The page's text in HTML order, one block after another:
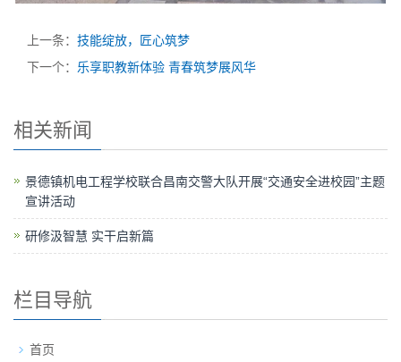
上一条： 技能绽放，匠心筑梦
下一个： 乐享职教新体验 青春筑梦展风华
相关新闻
景德镇机电工程学校联合昌南交警大队开展“交通安全进校园”主题
宣讲活动
研修汲智慧 实干启新篇
栏目导航
首页